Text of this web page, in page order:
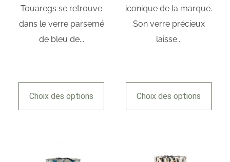
Touaregs se retrouve
dans le verre parsemé
de bleu de...
Choix des options
iconique de la marque.
Son verre précieux
laisse...
Choix des options